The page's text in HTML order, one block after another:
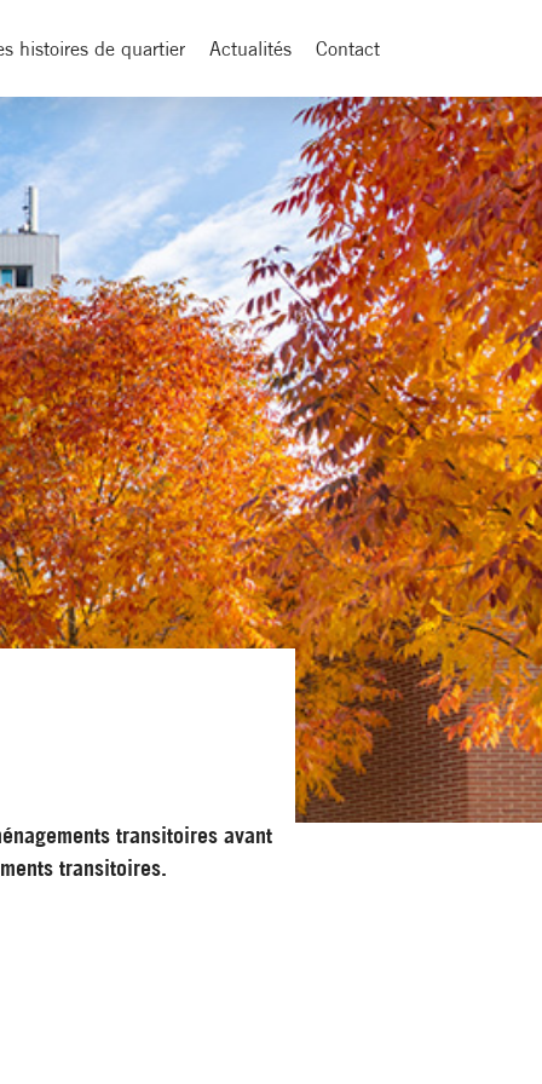
histoires de quartier Actualités Contact
transitoires avant
transitoires.